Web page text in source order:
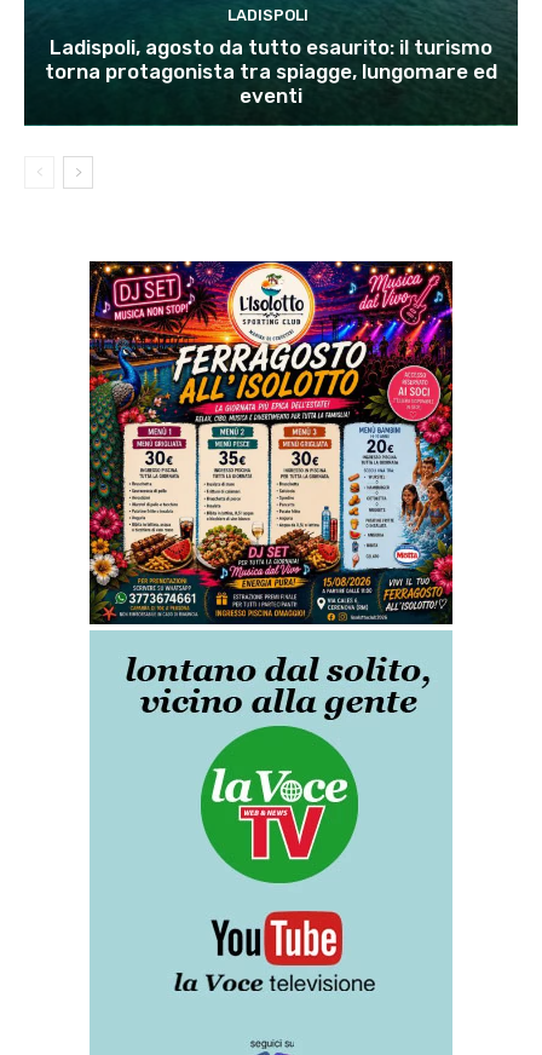
LADISPOLI
Ladispoli, agosto da tutto esaurito: il turismo
torna protagonista tra spiagge, lungomare ed
eventi